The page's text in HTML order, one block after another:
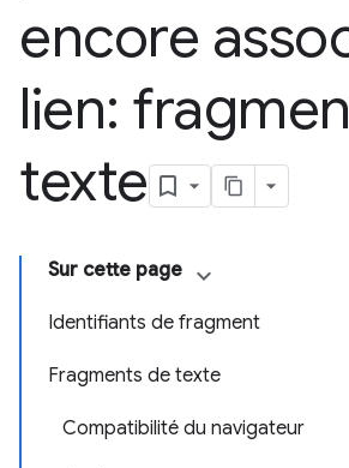
encore
lien:
texte
Sur cette page
Identifiants de fragment
Fragments de texte
Compatibilité du navigateur